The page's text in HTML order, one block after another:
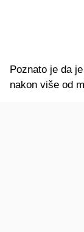
Poznato je da
nakon više od